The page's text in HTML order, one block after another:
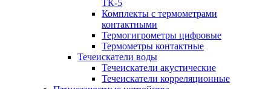
ТК-5
Комплекты с термометрами
контактными
Термогигрометры цифровые
Термометры контактные
Течеискатели воды
Течеискатели акустические
Течеискатели корреляционные